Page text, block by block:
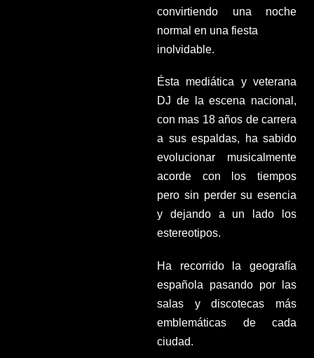
convirtiendo una noche
normal en una fiesta
inolvidable.
Ésta mediática y veterana
DJ de la escena nacional,
con mas 18 años de carrera
a sus espaldas, ha sabido
evolucionar musicalmente
acorde con los tiempos
pero sin perder su esencia
y dejando a un lado los
estereotipos.
Ha recorrido la geografía
española pasando por las
salas y discotecas más
emblemáticas de cada
ciudad.